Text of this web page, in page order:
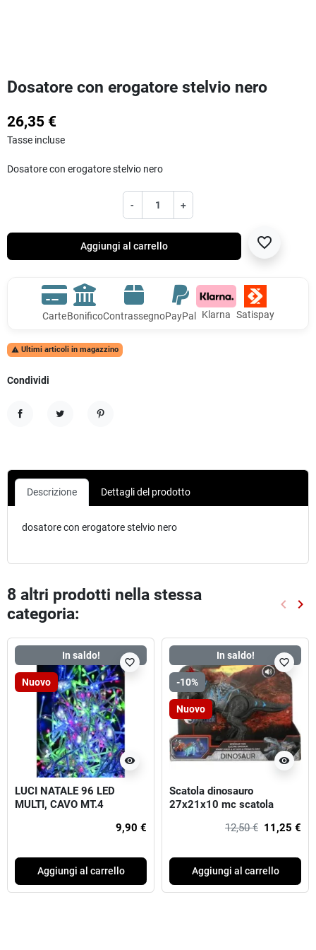
Dosatore con erogatore stelvio nero
26,35 €
Tasse incluse
Dosatore con erogatore stelvio nero
- +
Aggiungi al carrello favorite_border
CarteBonificoContrassegnoPayPal Klarna Satispay
 Ultimi articoli in magazzino
Condividi
Descrizione Dettagli del prodotto
dosatore con erogatore stelvio nero
8 altri prodotti nella stessa
categoria:
keyboard_arrow_left keyboard_arrow_right
In saldo!
Nuovo
visibility
favorite_border
LUCI NATALE 96 LED
MULTI, CAVO MT.4
9,90 €
Aggiungi al carrello
In saldo!
-10%
Nuovo
visibility
favorite_border
Scatola dinosauro
27x21x10 mc scatola
12,50 € 11,25 €
Aggiungi al carrello